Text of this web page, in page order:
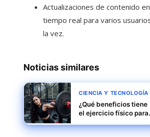
Actualizaciones de contenido en
tiempo real para varios
la vez.
Noticias similares
CIENCIA Y TECNOLOGÍA
¿Qué beneficios tiene
el ejercicio físico para
cardiovascular?